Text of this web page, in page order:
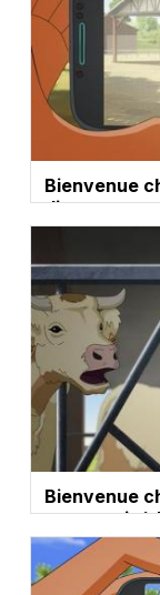
Bienvenue
disparu
Bienvenue
murmurait à